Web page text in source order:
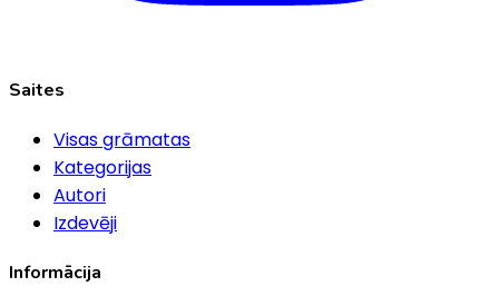
Saites
Visas grāmatas
Kategorijas
Autori
Izdevēji
Informācija